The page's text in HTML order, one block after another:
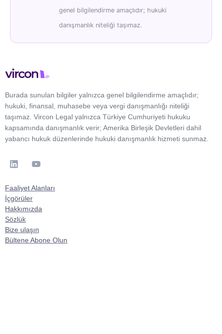
genel bilgilendirme amaçlıdır; hukuki
danışmanlık niteliği taşımaz.
Burada sunulan bilgiler yalnızca genel bilgilendirme amaçlıdır;
hukuki, finansal, muhasebe veya vergi danışmanlığı niteliği
taşımaz. Vircon Legal yalnızca Türkiye Cumhuriyeti hukuku
kapsamında danışmanlık verir; Amerika Birleşik Devletleri dahil
yabancı hukuk düzenlerinde hukuki danışmanlık hizmeti sunmaz.
Faaliyet Alanları
İçgörüler
Hakkımızda
Sözlük
Bize ulaşın
Bültene Abone Olun